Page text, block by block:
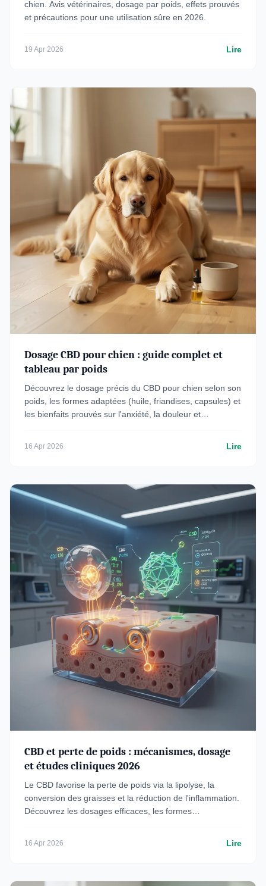
chien. Avis vétérinaires, dosage par poids, effets prouvés
et précautions pour une utilisation sûre en 2026.
19 Apr 2026 Lire
Dosage CBD pour chien : guide complet et
tableau par poids
Découvrez le dosage précis du CBD pour chien selon son
poids, les formes adaptées (huile, friandises, capsules) et
les bienfaits prouvés sur l'anxiété, la douleur et
16 Apr 2026 Lire
CBD et perte de poids : mécanismes, dosage
et études cliniques 2026
Le CBD favorise la perte de poids via la lipolyse, la
conversion des graisses et la réduction de l'inflammation.
Découvrez les dosages efficaces, les formes
16 Apr 2026 Lire